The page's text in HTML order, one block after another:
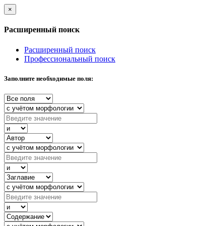
×
Расширенный поиск
Расширенный поиск
Профессиональный поиск
Заполните необходимые поля: